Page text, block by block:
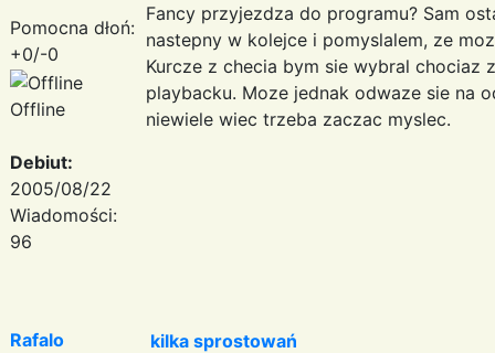
Pomocna dłoń:
+0/-0
Offline
Debiut:
2005/08/22
Wiadomości:
96
Fancy przyjezdza do programu? Sam
nastepny w kolejce i pomyslalem, ze
Kurcze z checia bym sie wybral
playbacku. Moze jednak odwaze sie na
niewiele wiec trzeba zaczac myslec.
Rafalo
kilka sprostowań